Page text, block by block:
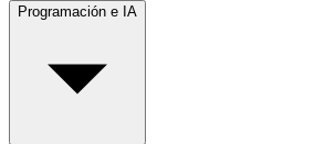
Programación e IA